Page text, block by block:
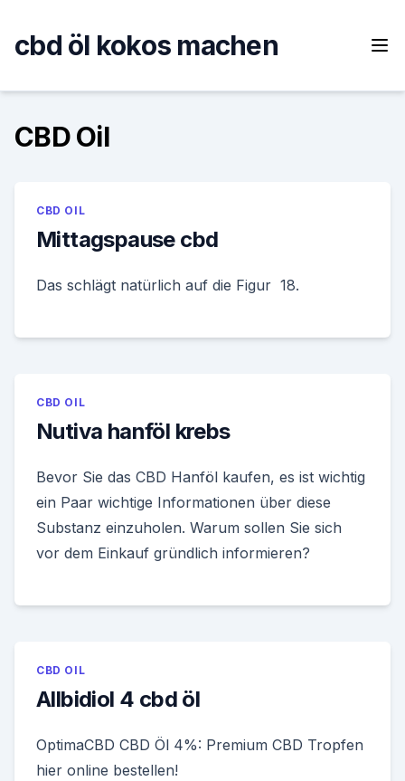
content
cbd öl kokos machen
CBD Oil
CBD OIL
Mittagspause cbd
Das schlägt natürlich auf die Figur 18.
CBD OIL
Nutiva hanföl krebs
Bevor Sie das CBD Hanföl kaufen, es ist wichtig
ein Paar wichtige Informationen über diese
Substanz einzuholen. Warum sollen Sie sich
vor dem Einkauf gründlich informieren?
CBD OIL
Allbidiol 4 cbd öl
OptimaCBD CBD Öl 4%: Premium CBD Tropfen
hier online bestellen!